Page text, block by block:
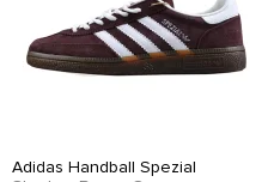
Adidas Handball Spezial